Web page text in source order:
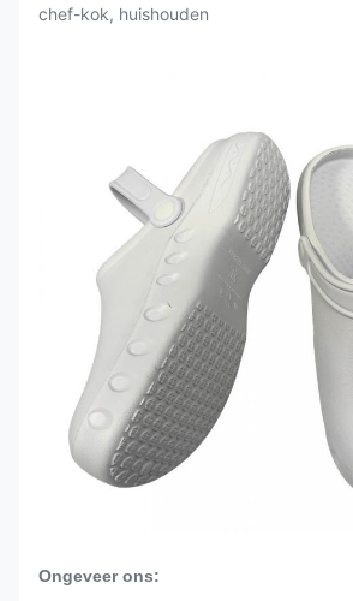
chef-kok, huishouden
Ongeveer ons: